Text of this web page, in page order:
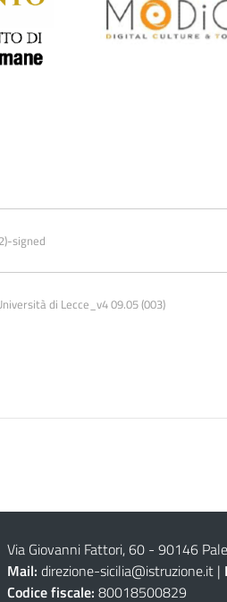
signed
di Lecce_v4 09.05 (003)
Via Giovanni Fattori, 60 - 90146
Mail: direzione-sicilia@istruzione.it|
Codice fiscale: 80018500829